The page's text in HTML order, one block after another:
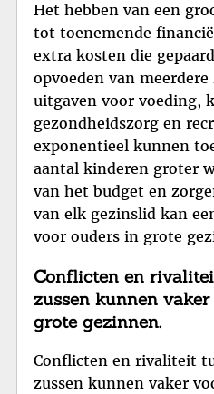
Het hebben van een
tot toenemende
extra kosten die
opvoeden van
uitgaven voor voeding,
gezondheidszorg en
exponentieel kunnen
aantal kinderen groter
van het budget en
van elk gezinslid kan
voor ouders in grote
Conflicten en
zussen kunnen
grote gezinnen.
Conflicten en rivaliteit
zussen kunnen vaker